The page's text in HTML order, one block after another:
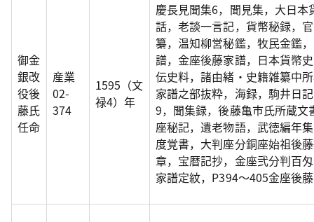
御金
銀改
役後
藤氏
任命
産業
02-
374
1595（文
禄4）年
慶長見聞集6，聞見集，大日
話，老談一言記，貨幣秘録，
纂，温知柳営秘鑑，牧民金鑑
譜，金座後藤家譜，日本貨幣
伝史料，諸由緒・史籍雑纂中
家譜之部抜粋，海録，駒井日
9，聞集録，後藤亀市氏所蔵
座秘記，遺老物語，武徳編年
度覚書，大判座分銅座始祖後
章，宝暦記抄，金座弐分判百
家譜定紋，P394～405金座後